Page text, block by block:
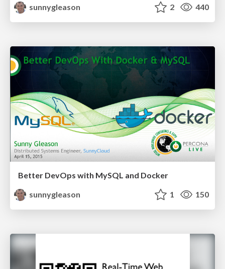
sunnygleason
2 440
Better DevOps with MySQL and Docker
sunnygleason
1 150